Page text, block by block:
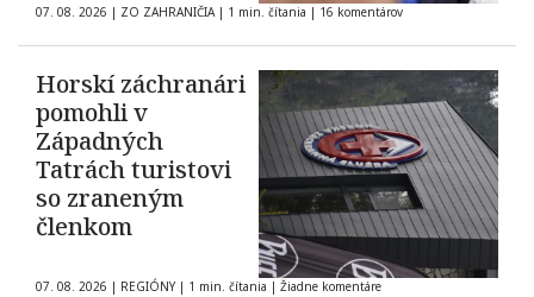
07. 08. 2026 | ZO ZAHRANIČIA | 1 min. čítania | 16 komentárov
Horskí záchranári
pomohli v
Západných
Tatrách turistovi
so zraneným
členkom
07. 08. 2026 | REGIÓNY | 1 min. čítania | Žiadne komentáre